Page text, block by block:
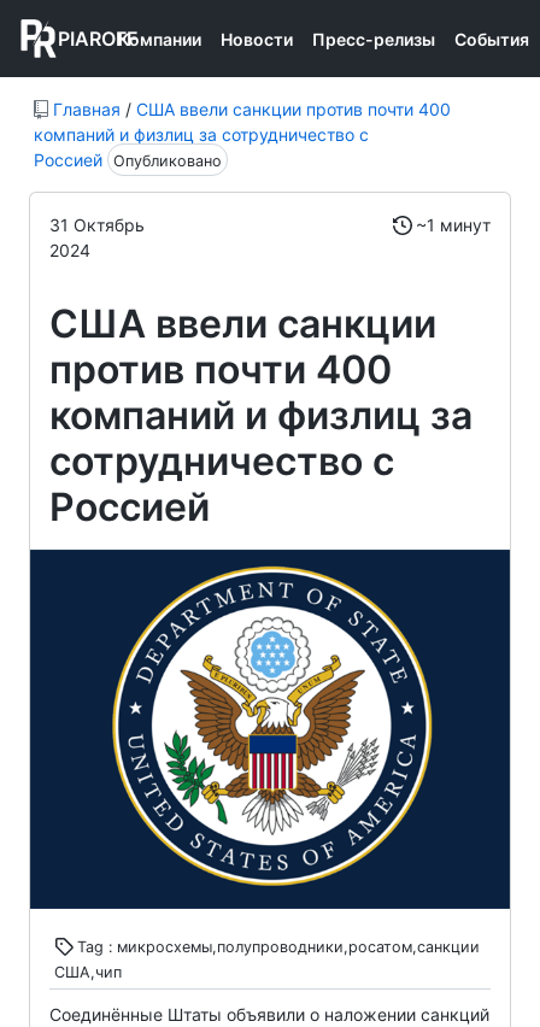
PIAROFFКомпании Новости Пресс-релизы События
Главная / США ввели санкции против почти 400
компаний и физлиц за сотрудничество с
Россией Опубликовано
31 Октябрь
2024
~1 минут
США ввели санкции
против почти 400
компаний и физлиц за
сотрудничество с
Россией
Tag : микросхемы,полупроводники,росатом,санкции
США,чип
Соединённые Штаты объявили о наложении санкций